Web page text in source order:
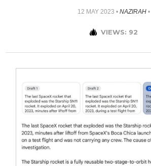
12 MAY 2023 • NAZIRAH•
VIEWS: 92